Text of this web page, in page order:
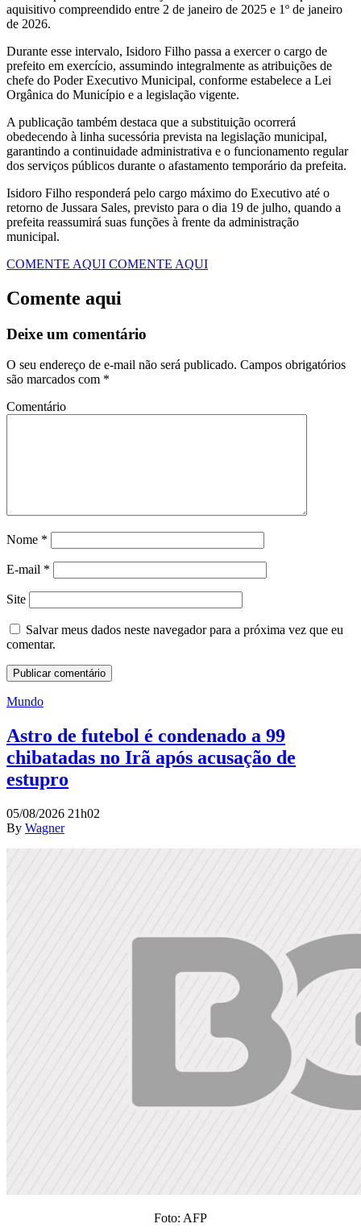
aquisitivo compreendido entre 2 de janeiro de 2025 e 1º de janeiro
de 2026.
Durante esse intervalo, Isidoro Filho passa a exercer o cargo de
prefeito em exercício, assumindo integralmente as atribuições de
chefe do Poder Executivo Municipal, conforme estabelece a Lei
Orgânica do Município e a legislação vigente.
A publicação também destaca que a substituição ocorrerá
obedecendo à linha sucessória prevista na legislação municipal,
garantindo a continuidade administrativa e o funcionamento regular
dos serviços públicos durante o afastamento temporário da prefeita.
Isidoro Filho responderá pelo cargo máximo do Executivo até o
retorno de Jussara Sales, previsto para o dia 19 de julho, quando a
prefeita reassumirá suas funções à frente da administração
municipal.
COMENTE AQUI COMENTE AQUI
Comente aqui
Deixe um comentário
O seu endereço de e-mail não será publicado. Campos obrigatórios
são marcados com *
Comentário
Nome *
E-mail *
Site
Salvar meus dados neste navegador para a próxima vez que eu
comentar.
Mundo
Astro de futebol é condenado a 99
chibatadas no Irã após acusação de
estupro
05/08/2026 21h02
By Wagner
Foto: AFP